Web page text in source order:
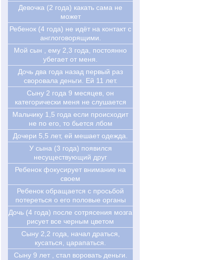
Девочка (2 года) какать сама не
может
Ребенок (4 года) не идёт на контакт с
англоговорящими.
Мой сын , ему 2,3 года, постоянно
убегает от меня.
Дочь два года назад первый раз
своровала деньги. Ей 11 лет.
Cыну 2 года 9 месяцев, он
категорически меня не слушается
Мальчику 1,5 года если происходит
не по его, то бьется лбом
Дочери 5,5 лет, ей мешает одежда.
У сына (3 года) появился
несуществующий друг
Ребенок фокусирует внимание на
своем
Ребенок обращается с просьбой
потереться о его половые органы
Дочь (4 года) после сотрясения мозга
рисует все черным цветом
Сыну 2,2 года, начал драться,
кусаться, царапаться.
Сыну 9 лет , стал воровать деньги.